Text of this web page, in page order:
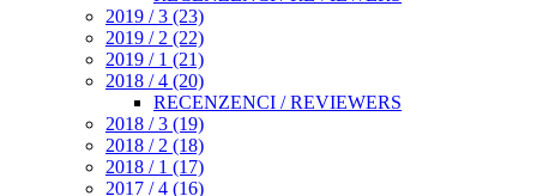
2019 / 3 (23)
2019 / 2 (22)
2019 / 1 (21)
2018 / 4 (20)
RECENZENCI / REVIEWERS
2018 / 3 (19)
2018 / 2 (18)
2018 / 1 (17)
2017 / 4 (16)